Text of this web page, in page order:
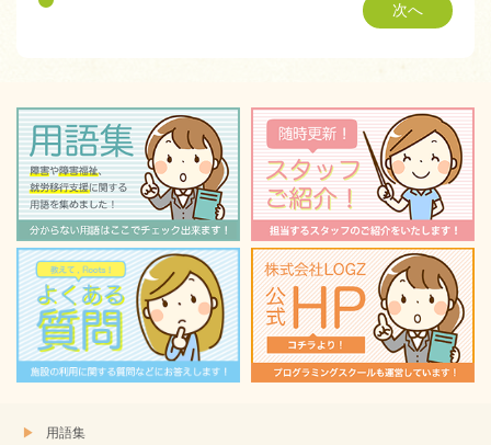
ウ
ィ
ン
ド
ウ
で
開
き
ま
す)
て
く
だ
さ
い
(新
し
い
ウ
ィ
ン
ド
ウ
で
開
き
ま
す)
次へ
用語集